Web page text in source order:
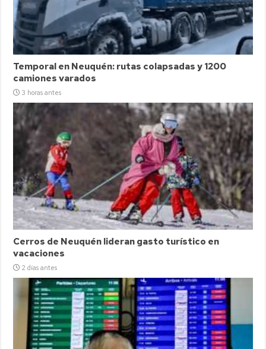
Temporal en Neuquén: rutas colapsadas y 1200
camiones varados
3 horas antes
Cerros de Neuquén lideran gasto turístico en
vacaciones
2 días antes